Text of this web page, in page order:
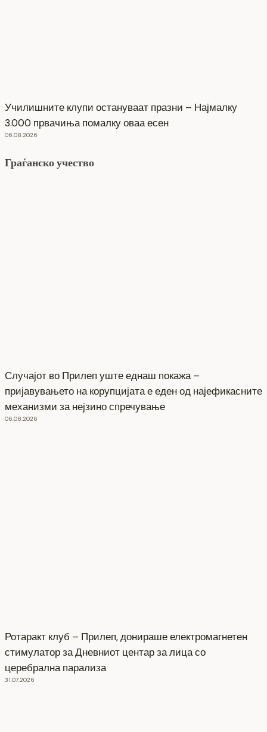
Училишните клупи остануваат празни – Најмалку
3.000 првачиња помалку оваа есен
06.08.2026
Граѓанско учество
Случајот во Прилеп уште еднаш покажа –
пријавувањето на корупцијата е еден од најефикасните
механизми за нејзино спречување
06.08.2026
Ротаракт клуб – Прилеп, донираше електромагнетен
стимулатор за Дневниот центар за лица со
церебрална парализа
31.07.2026